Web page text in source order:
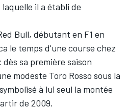
il a établi de
Bull, débutant en F1 en
le temps d'une course chez
sa première saison
modeste Toro Rosso sous la
à lui seul la montée
de 2009.